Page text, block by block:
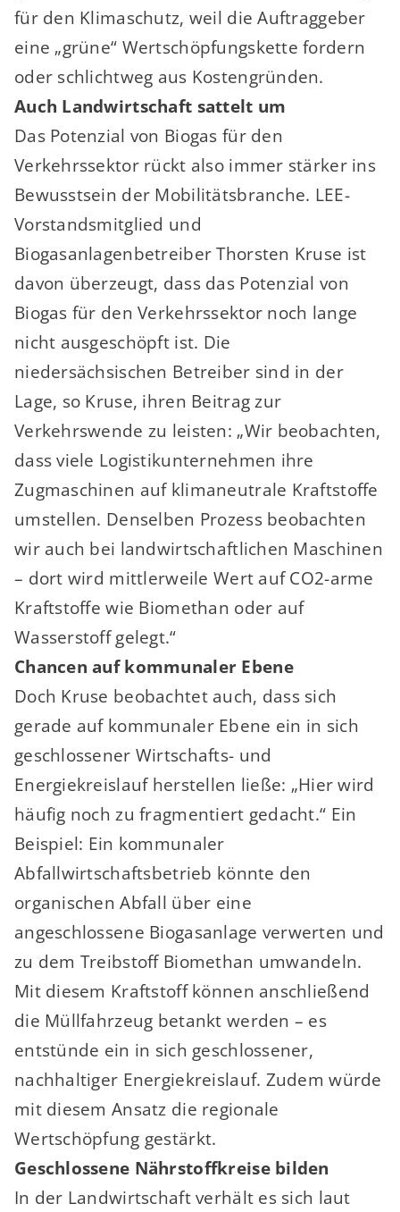
für den Klimaschutz, weil die Auftraggeber
eine „grüne“ Wertschöpfungskette fordern
oder schlichtweg aus Kostengründen.
Auch Landwirtschaft sattelt um
Das Potenzial von Biogas für den
Verkehrssektor rückt also immer stärker ins
Bewusstsein der Mobilitätsbranche. LEE-
Vorstandsmitglied und
Biogasanlagenbetreiber Thorsten Kruse ist
davon überzeugt, dass das Potenzial von
Biogas für den Verkehrssektor noch lange
nicht ausgeschöpft ist. Die
niedersächsischen Betreiber sind in der
Lage, so Kruse, ihren Beitrag zur
Verkehrswende zu leisten: „Wir beobachten,
dass viele Logistikunternehmen ihre
Zugmaschinen auf klimaneutrale Kraftstoffe
umstellen. Denselben Prozess beobachten
wir auch bei landwirtschaftlichen Maschinen
– dort wird mittlerweile Wert auf CO2-arme
Kraftstoffe wie Biomethan oder auf
Wasserstoff gelegt.“
Chancen auf kommunaler Ebene
Doch Kruse beobachtet auch, dass sich
gerade auf kommunaler Ebene ein in sich
geschlossener Wirtschafts- und
Energiekreislauf herstellen ließe: „Hier wird
häufig noch zu fragmentiert gedacht.“ Ein
Beispiel: Ein kommunaler
Abfallwirtschaftsbetrieb könnte den
organischen Abfall über eine
angeschlossene Biogasanlage verwerten und
zu dem Treibstoff Biomethan umwandeln.
Mit diesem Kraftstoff können anschließend
die Müllfahrzeug betankt werden – es
entstünde ein in sich geschlossener,
nachhaltiger Energiekreislauf. Zudem würde
mit diesem Ansatz die regionale
Wertschöpfung gestärkt.
Geschlossene Nährstoffkreise bilden
In der Landwirtschaft verhält es sich laut